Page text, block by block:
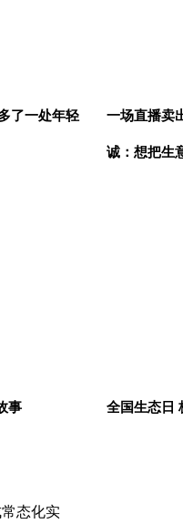
了一处年轻 一场直播卖
诚：想把生
事 全国生态日
态化实